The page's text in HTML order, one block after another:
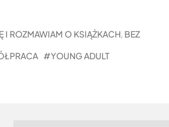
I ROZMAWIAM O KSIĄŻKACH, BEZ
YOUNG ADULT